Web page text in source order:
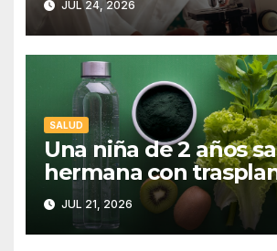
JUL 24, 2026
SALUD
Una niña de 2 años
hermana con
médula
JUL 21, 2026